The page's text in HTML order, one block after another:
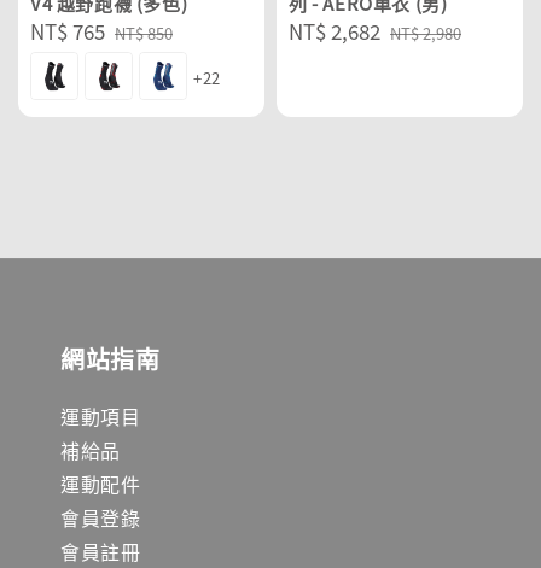
Sale
price
NT$ 765 Regular
price
NT$ 850
+22
Sale
NT$ 2,682 Regular
NT$ 2,980
網站指南
運動項目
補給品
運動配件
會員登錄
會員註冊